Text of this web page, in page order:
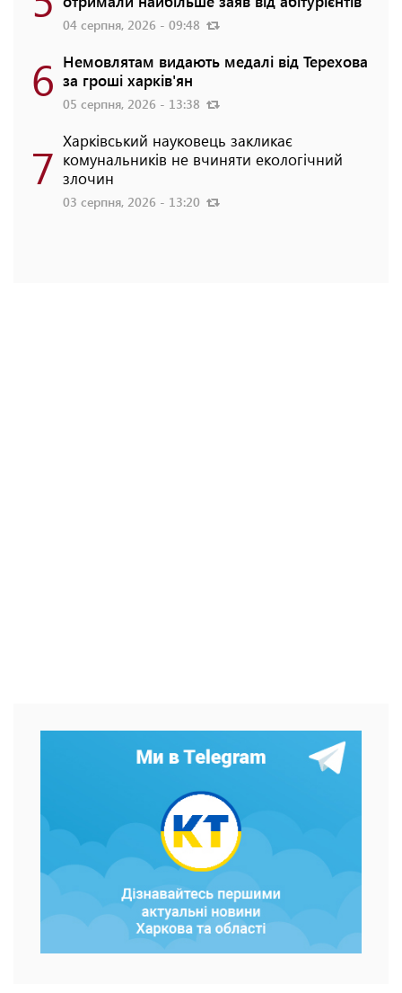
04 серпня, 2026 - 09:48
6 Немовлятам видають медалі від Терехова
за гроші харків'ян
05 серпня, 2026 - 13:38
7 Харківський науковець закликає
комунальників не вчиняти екологічний
злочин
03 серпня, 2026 - 13:20